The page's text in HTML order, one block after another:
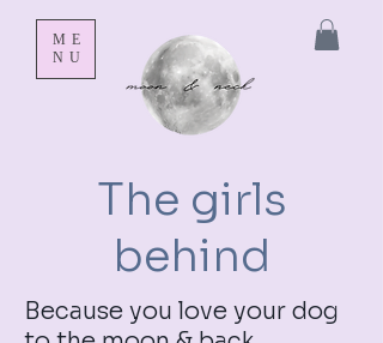
ME
NU
The girls
behind
Because you love your dog